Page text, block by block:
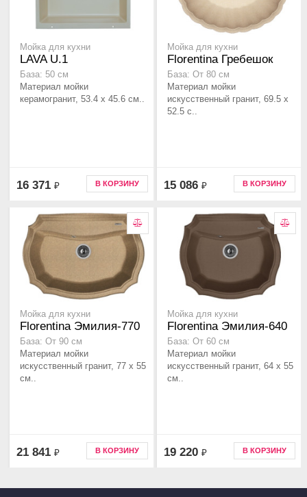
Мойка для кухни
LAVA U.1
База: 50 см
Материал мойки
керамогранит, 53.4 x 45.6 см..
16 371 ₽ В КОРЗИНУ
Мойка для кухни
Florentina Гребешок
База: От 80 см
Материал мойки
искусственный гранит, 69.5 x
52.5 с..
15 086 ₽ В КОРЗИНУ
Мойка для кухни
Florentina Эмилия-770
База: От 90 см
Материал мойки
искусственный гранит, 77 x 55
см..
21 841 ₽ В КОРЗИНУ
Мойка для кухни
Florentina Эмилия-640
База: От 60 см
Материал мойки
искусственный гранит, 64 x 55
см..
19 220 ₽ В КОРЗИНУ